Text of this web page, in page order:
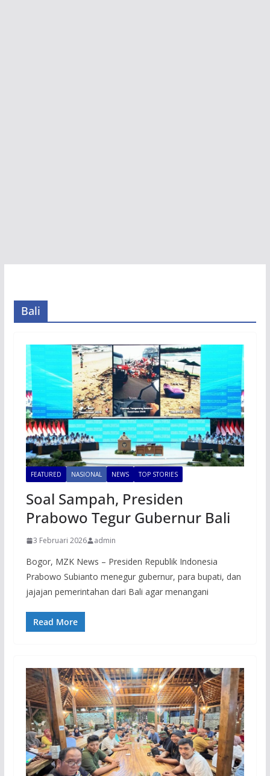
Bali
FEATURED NASIONAL NEWS TOP STORIES
Soal Sampah, Presiden
Prabowo Tegur Gubernur Bali
3 Februari 2026 admin
Bogor, MZK News – Presiden Republik Indonesia
Prabowo Subianto menegur gubernur, para bupati, dan
jajajan pemerintahan dari Bali agar menangani
Read More